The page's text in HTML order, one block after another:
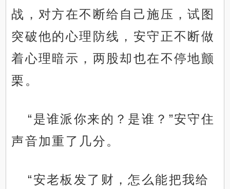
战，对方在不断给自己施压，试图
突破他的心理防线，安守正不断做
着心理暗示，两股却也在不停地颤
栗。
“是谁派你来的？是谁？”安守住
声音加重了几分。
“安老板发了财，怎么能把我给